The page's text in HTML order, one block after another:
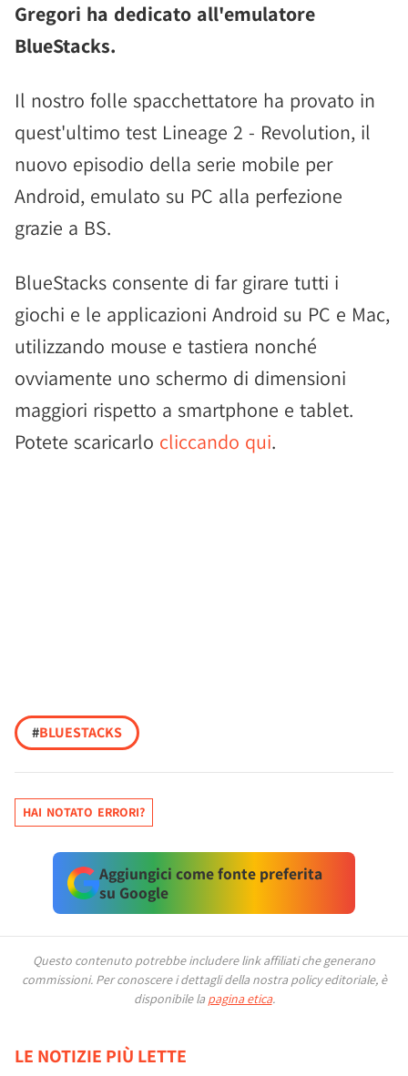
Gregori ha dedicato all'emulatore
BlueStacks.
Il nostro folle spacchettatore ha provato in
quest'ultimo test Lineage 2 - Revolution, il
nuovo episodio della serie mobile per
Android, emulato su PC alla perfezione
grazie a BS.
BlueStacks consente di far girare tutti i
giochi e le applicazioni Android su PC e Mac,
utilizzando mouse e tastiera nonché
ovviamente uno schermo di dimensioni
maggiori rispetto a smartphone e tablet.
Potete scaricarlo cliccando qui.
#BLUESTACKS
HAI NOTATO ERRORI?
Aggiungici come fonte preferita
su Google
Questo contenuto potrebbe includere link affiliati che generano
commissioni. Per conoscere i dettagli della nostra policy editoriale, è
disponibile la pagina etica.
LE NOTIZIE PIÙ LETTE